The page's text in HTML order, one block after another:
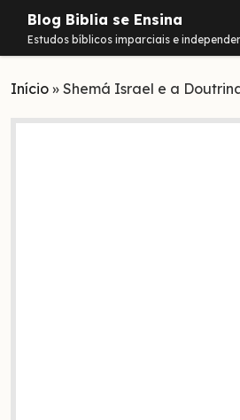
Blog Biblia se Ensina
Estudos bíblicos imparciais e
Estudos
Notificações
Início »Shemá Israel e a